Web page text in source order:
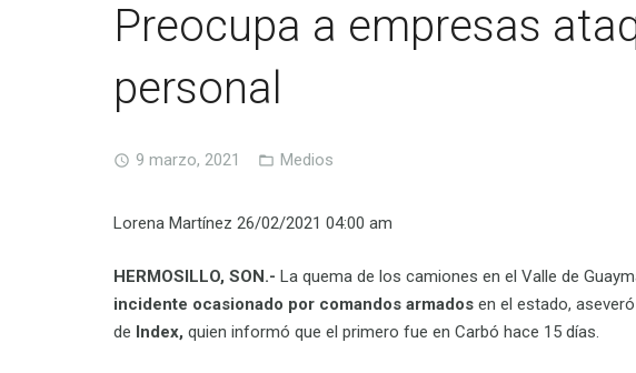
Preocupa a empresas
personal
9 marzo, 2021 Medios
Lorena Martínez 26/02/2021 04:00 am
HERMOSILLO, SON.- La quema de los camiones en el Valle de
incidente ocasionado por comandos armados en el estado, aseveró
de Index, quien informó que el primero fue en Carbó hace 15 días.